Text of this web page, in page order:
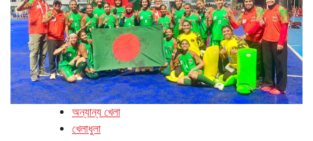
অন্যান্য খেলা
খেলাধুলা